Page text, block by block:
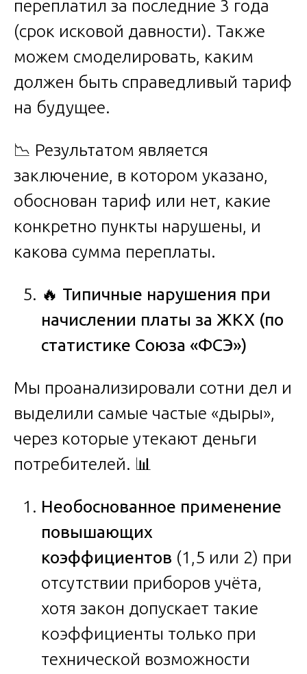
переплатил за последние 3 года
(срок исковой давности). Также
можем смоделировать, каким
должен быть справедливый тариф
на будущее.
📉 Результатом является
заключение, в котором указано,
обоснован тариф или нет, какие
конкретно пункты нарушены, и
какова сумма переплаты.
🔥 Типичные нарушения при
начислении платы за ЖКХ (по
статистике Союза «ФСЭ»)
Мы проанализировали сотни дел и
выделили самые частые «дыры»,
через которые утекают деньги
потребителей. 📊
Необоснованное применение
повышающих
коэффициентов (1,5 или 2) при
отсутствии приборов учёта,
хотя закон допускает такие
коэффициенты только при
технической возможности